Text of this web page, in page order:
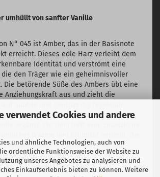
verwendet Cookies und andere
und ähnliche Technologien, auch von
ordentliche Funktionsweise der Website zu
unseres Angebotes zu analysieren und
Einkaufserlebnis bieten zu können. Weitere
umhüllt von sanfter Vanille
N° 045 ist Amber, das in der Basisnote
erreicht. Dieses edle Harz verleiht dem
Identität und verströmt eine
die den Träger wie ein geheimnisvoller
Die betörende Süße des Ambers übt eine
Anziehungskraft aus und zieht die
wird durch die sanfte Umarmung
ergänzt, die dem Duft eine zusätzliche
Amber-Bouquet harmonisch ab und
olfaktorisches Erlebnis, das die
nach dem Auftragen umhüllt.